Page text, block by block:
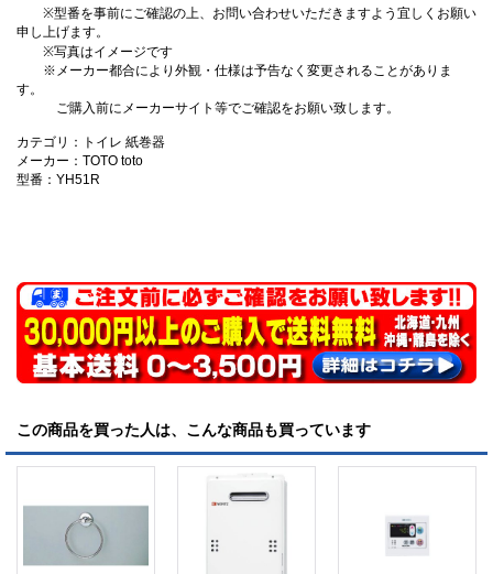
※型番を事前にご確認の上、お問い合わせいただきますよう宜しくお願い
申し上げます。
※写真はイメージです
※メーカー都合により外観・仕様は予告なく変更されることがありま
す。
ご購入前にメーカーサイト等でご確認をお願い致します。
カテゴリ：トイレ 紙巻器
メーカー：TOTO toto
型番：YH51R
この商品を買った人は、こんな商品も買っています